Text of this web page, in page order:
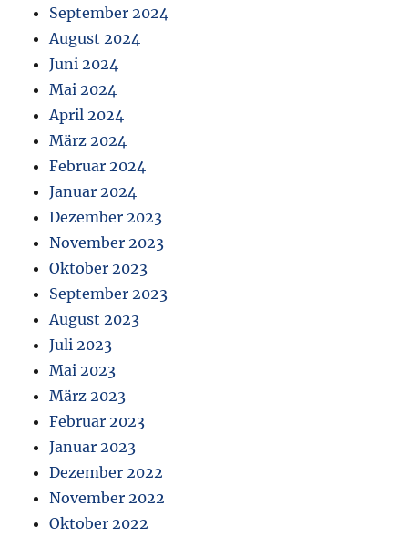
September 2024
August 2024
Juni 2024
Mai 2024
April 2024
März 2024
Februar 2024
Januar 2024
Dezember 2023
November 2023
Oktober 2023
September 2023
August 2023
Juli 2023
Mai 2023
März 2023
Februar 2023
Januar 2023
Dezember 2022
November 2022
Oktober 2022